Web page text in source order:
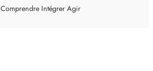
Comprendre Intégrer Agir